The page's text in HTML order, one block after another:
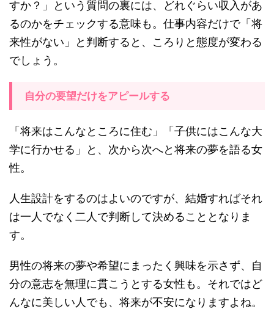
すか？」という質問の裏には、どれぐらい収入があ
るのかをチェックする意味も。仕事内容だけで「将
来性がない」と判断すると、ころりと態度が変わる
でしょう。
自分の要望だけをアピールする
「将来はこんなところに住む」「子供にはこんな大
学に行かせる」と、次から次へと将来の夢を語る女
性。
人生設計をするのはよいのですが、結婚すればそれ
は一人でなく二人で判断して決めることとなりま
す。
男性の将来の夢や希望にまったく興味を示さず、自
分の意志を無理に貫こうとする女性も。それではど
んなに美しい人でも、将来が不安になりますよね。